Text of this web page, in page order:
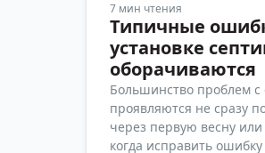
7 мин чтения
Типичные
установке
оборачиваются
Большинство проблем с
проявляются не сразу
через первую весну
когда исправить